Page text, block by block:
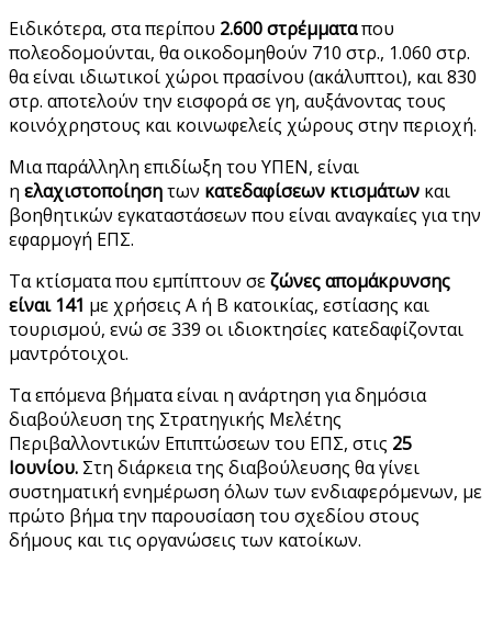
Ειδικότερα, στα περίπου 2.600 στρέμματαπου
πολεοδομούνται, θα οικοδομηθούν 710 στρ., 1.060 στρ.
θα είναι ιδιωτικοί χώροι πρασίνου (ακάλυπτοι), και 830
στρ. αποτελούν την εισφορά σε γη, αυξάνοντας τους
κοινόχρηστους και κοινωφελείς χώρους στην περιοχή.
Μια παράλληλη επιδίωξη του ΥΠΕΝ, είναι
η ελαχιστοποίησητων κατεδαφίσεων κτισμάτων και
βοηθητικών εγκαταστάσεων που είναι αναγκαίες για την
εφαρμογή ΕΠΣ.
Τα κτίσματα που εμπίπτουν σεζώνες απομάκρυνσης
είναι 141 με χρήσεις Α ή Β κατοικίας, εστίασης και
τουρισμού, ενώ σε 339 οι ιδιοκτησίες κατεδαφίζονται
μαντρότοιχοι.
Τα επόμενα βήματα είναι η ανάρτηση για δημόσια
διαβούλευση της Στρατηγικής Μελέτης
Περιβαλλοντικών Επιπτώσεων του ΕΠΣ, στις 25
Ιουνίου. Στη διάρκεια της διαβούλευσης θα γίνει
συστηματική ενημέρωση όλων των ενδιαφερόμενων, με
πρώτο βήμα την παρουσίαση του σχεδίου στους
δήμους και τις οργανώσεις των κατοίκων.